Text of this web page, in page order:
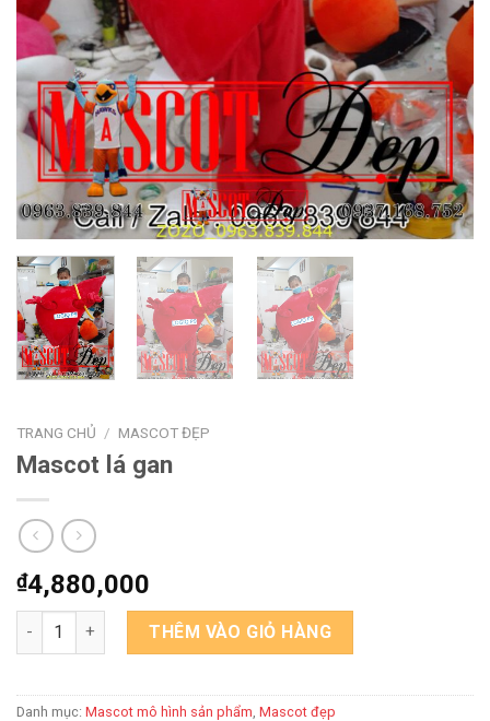
TRANG CHỦ / MASCOT ĐẸP
Mascot lá gan
₫4,880,000
Mascot lá gan số lượngTHÊM VÀO GIỎ HÀNG
Danh mục: Mascot mô hình sản phẩm Mascot đẹp